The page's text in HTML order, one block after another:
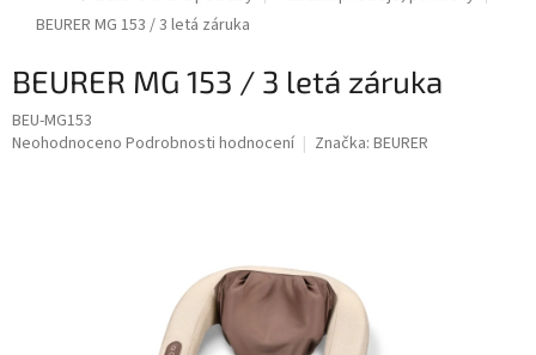
BEURER MG 153 / 3 letá záruka
BEURER MG 153 / 3 letá záruka
BEU-MG153
Průměrné
Neohodnoceno Podrobnosti hodnocení Značka: BEURER